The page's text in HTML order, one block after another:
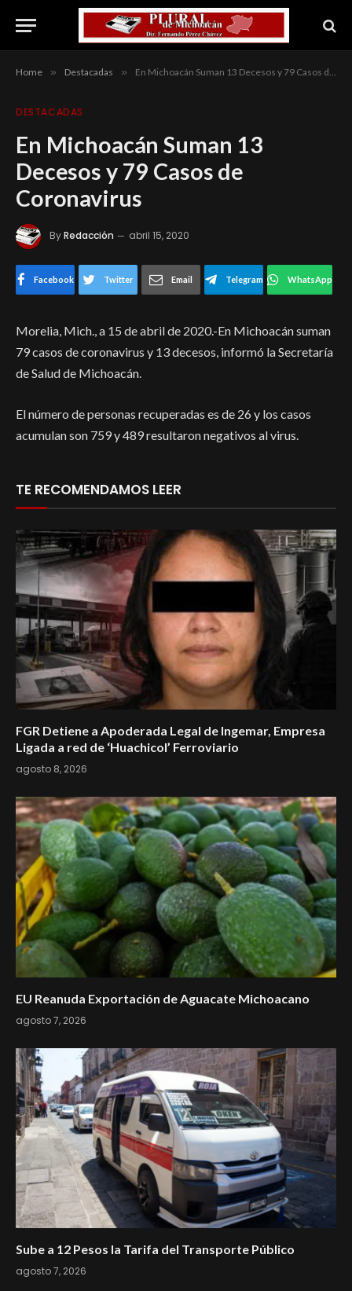
Home » Destacadas » En Michoacán Suman 13 Decesos y 79 Casos de Coronavirus
DESTACADAS
En Michoacán Suman 13
Decesos y 79 Casos de
Coronavirus
ByRedacción abril 15, 2020
Facebook Twitter Email Telegram WhatsApp
Morelia, Mich., a 15 de abril de 2020.-En Michoacán suman
79 casos de coronavirus y 13 decesos, informó la Secretaría
de Salud de Michoacán.
El número de personas recuperadas es de 26 y los casos
acumulan son 759 y 489 resultaron negativos al virus.
TE RECOMENDAMOS LEER
FGR Detiene a Apoderada Legal de Ingemar, Empresa
Ligada a red de ‘Huachicol’ Ferroviario
agosto 8, 2026
EU Reanuda Exportación de Aguacate Michoacano
agosto 7, 2026
Sube a 12 Pesos la Tarifa del Transporte Público
agosto 7, 2026